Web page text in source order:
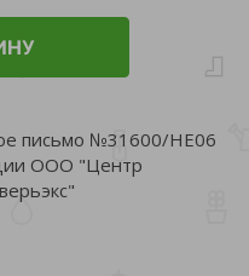
письмо №31600/НЕ06
ООО "Центр